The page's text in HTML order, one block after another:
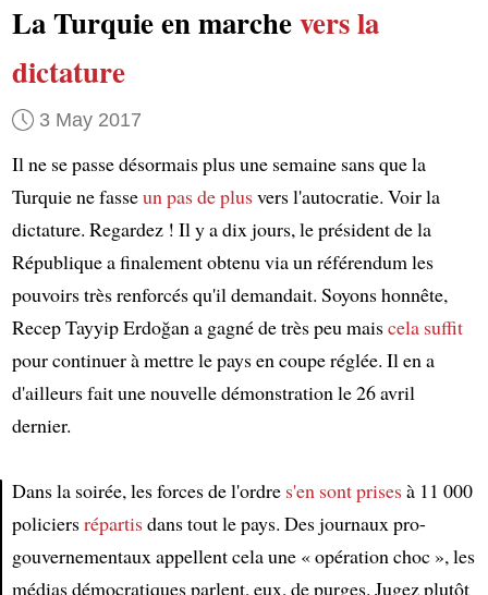
La Turquie en marchevers la
dictature
3 May 2017
Il ne se passe désormais plus une semaine sans que la
Turquie ne fasseun pas de plusvers l'autocratie. Voir la
dictature. Regardez ! Il y a dix jours, le président de la
République a finalement obtenu via un référendum les
pouvoirs très renforcés qu'il demandait. Soyons honnête,
Recep Tayyip Erdoğan a gagné de très peu maiscela suffit
pour continuer à mettre le pays en coupe réglée. Il en a
d'ailleurs fait une nouvelle démonstration le 26 avril
dernier.
Dans la soirée, les forces de l'ordre s'en sont prisesà 11 000
policiersrépartisdans tout le pays. Des journaux pro-
gouvernementaux appellent cela une « opération choc », les
médias démocratiques parlent, eux, de purges. Jugez plutôt